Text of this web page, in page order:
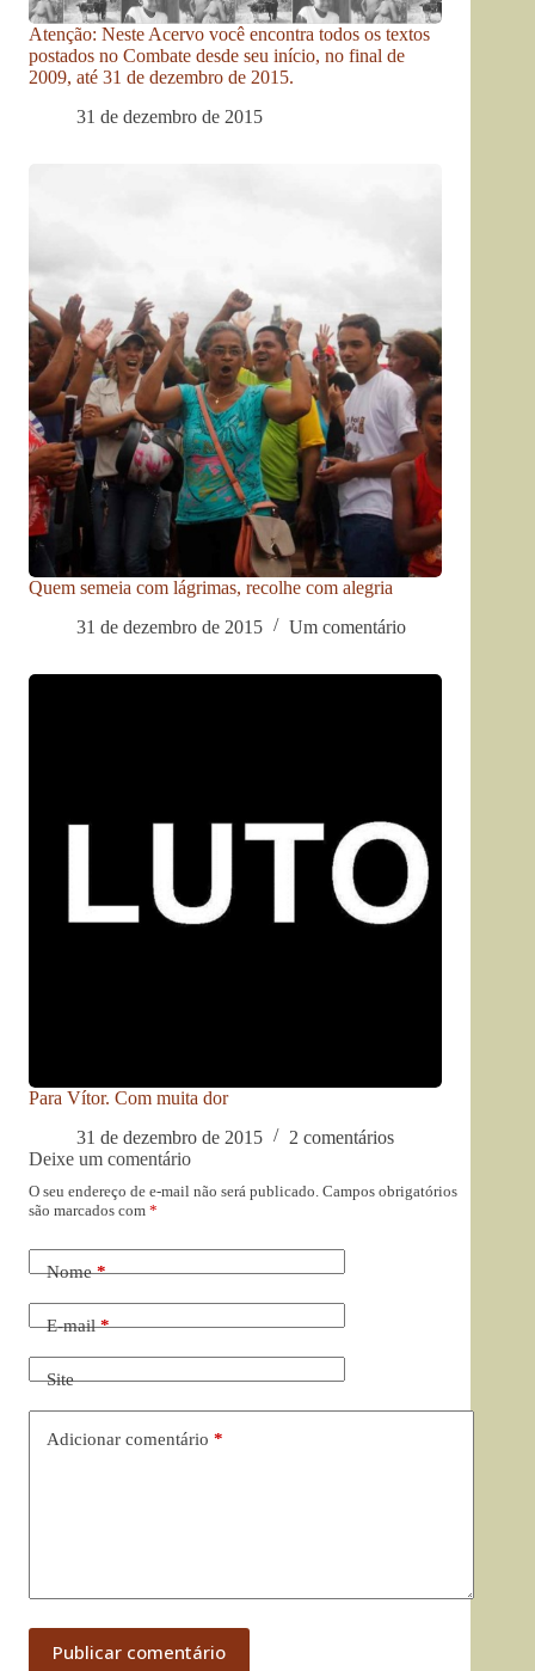
Atenção: Neste Acervo você encontra todos os textos
postados no Combate desde seu início, no final de
2009, até 31 de dezembro de 2015.
31 de dezembro de 2015
Quem semeia com lágrimas, recolhe com alegria
31 de dezembro de 2015
Um comentário
Para Vítor. Com muita dor
31 de dezembro de 2015
2 comentários
Deixe um comentário
O seu endereço de e-mail não será publicado. Campos obrigatórios
são marcados com *
Nome*
E-mail*
Site
Adicionar comentário *
Publicar comentário